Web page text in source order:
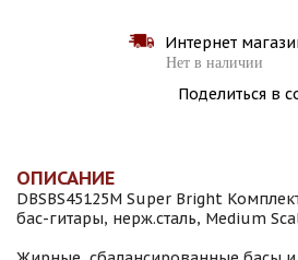
Интернет
Нет в наличии
Поделиться в
ОПИСАНИЕ
DBSBS45125M Super Bright
бас-гитары, нерж.сталь, Medium